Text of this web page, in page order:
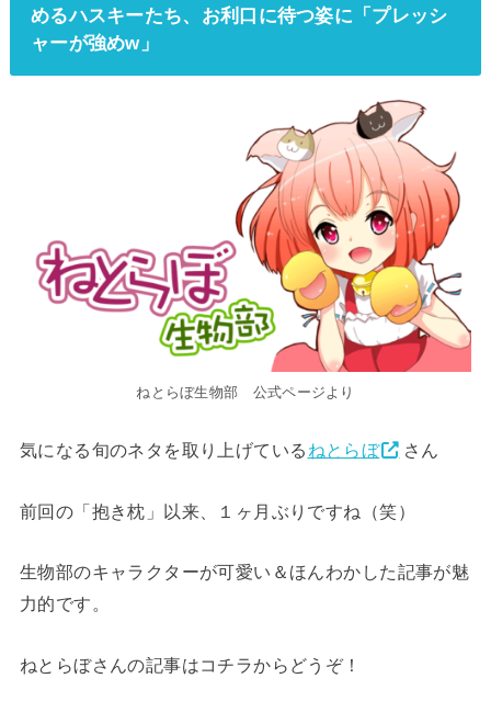
めるハスキーたち、お利口に待つ姿に「プレッシ
ャーが強めw」
ねとらぼ生物部 公式ページより
気になる旬のネタを取り上げている ねとらぼ さん
前回の「抱き枕」以来、１ヶ月ぶりですね（笑）
生物部のキャラクターが可愛い＆ほんわかした記事が魅
力的です。
ねとらぼさんの記事はコチラからどうぞ！